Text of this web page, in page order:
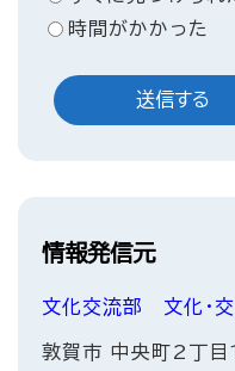
時間がかかった
情報発信元
文化交流部 文化・
敦賀市 中央町2丁